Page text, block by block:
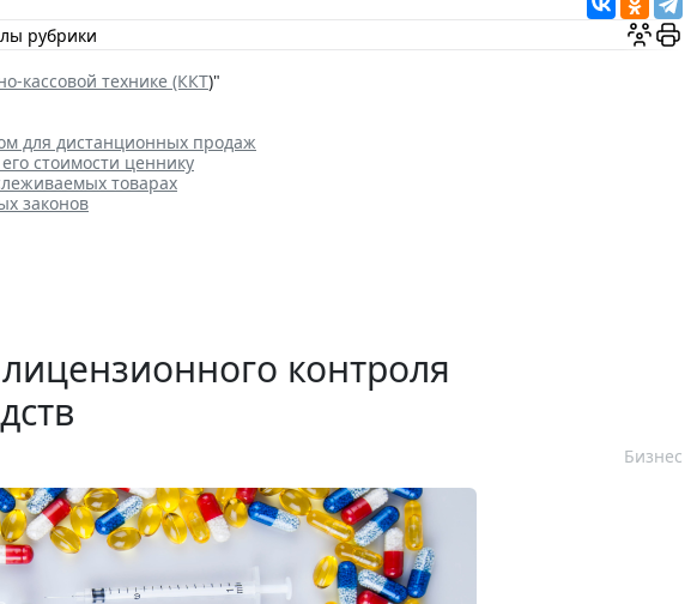
рубрики
кассовой технике (ККТ)"
для дистанционных продаж
стоимости ценнику
товарах
законов
контроля
Бизнес